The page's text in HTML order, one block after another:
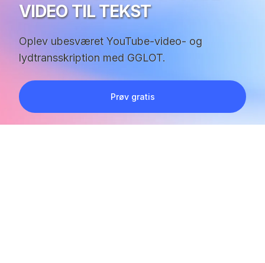
VIDEO TIL TEKST
Oplev ubesværet YouTube-video- og
lydtransskription med GGLOT.
Prøv gratis